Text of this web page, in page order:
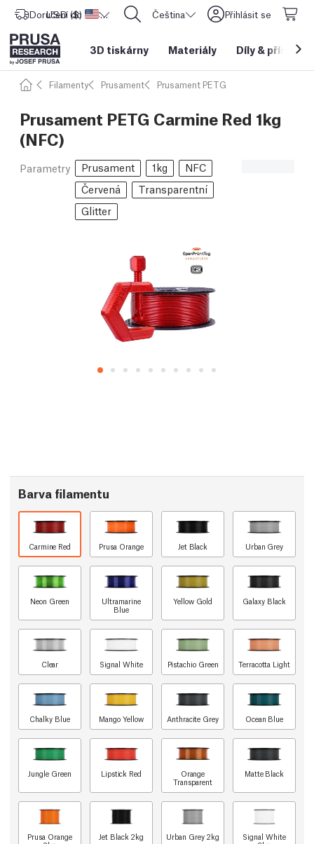
Doručení do Spojené státy americké
USD ($) CORE One L: Nyní skladem! Čeština Přihlásit se
3D tiskárny Materiály Díly &
Filamenty Prusament Prusament PETG
Prusament PETG Carmine Red 1kg
(NFC)
Parametry Prusament 1kg
NFC
Červená
Transparentní
Glitter
Barva filamentu
Carmine Red Prusa Orange Jet Black Urban Grey
Neon Green
Ultramarine
Blue
Yellow Gold Galaxy Black
Clear Signal White Pistachio Green Terracotta Light
Chalky Blue Mango Yellow Anthracite Grey Ocean Blue
Jungle Green Lipstick Red
Orange
Transparent
Matte Black
Prusa Orange
Jet Black 2kg Urban Grey 2kg
Signal White